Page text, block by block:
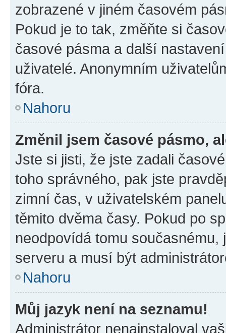
zobrazené v jiném časovém
Pokud je to tak, změňte si
časové pásma a další
uživatelé. Anonymním
fóra.
Nahoru
Změnil jsem časové pásmo,
Jste si jisti, že jste zadali
toho správného, pak jste
zimní čas, v uživatelském
těmito dvěma časy. Pokud po
neodpovídá tomu
serveru a musí být
Nahoru
Můj jazyk není na seznamu!
Administrátor nenainstaloval